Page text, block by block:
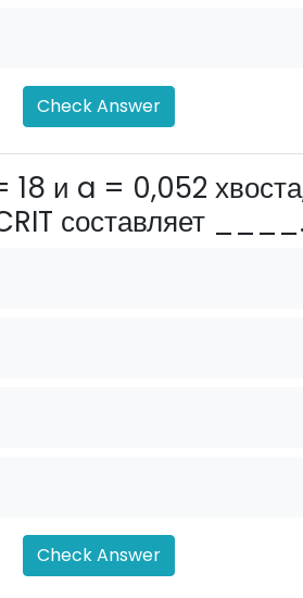
Check Answer
18 и a = 0,052
составляет
Check Answer